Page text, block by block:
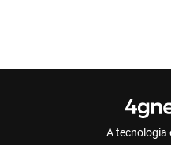
A tecnologia